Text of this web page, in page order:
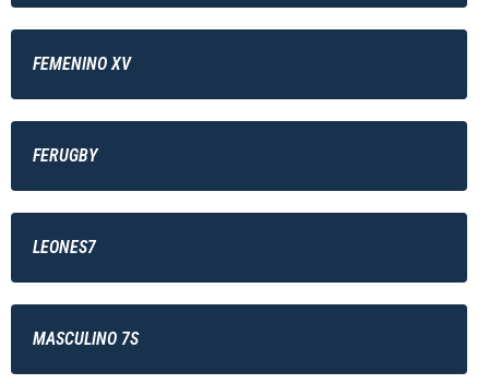
FEMENINO XV
FERUGBY
LEONES7
MASCULINO 7S